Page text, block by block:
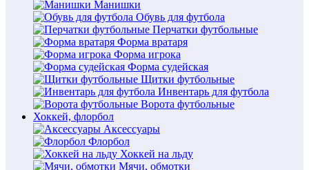
Манишки
Обувь для футбола
Перчатки футбольные
Форма вратаря
Форма игрока
Форма судейская
Щитки футбольные
Инвентарь для футбола
Ворота футбольные
Хоккей, флорбол
Аксессуары
Флорбол
Хоккей на льду
Мячи, обмотки